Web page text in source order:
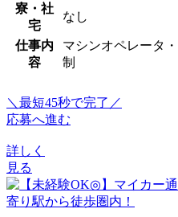
寮・社
宅
なし
仕事内
容
マシンオペレータ
制
＼最短45秒で完了／
応募へ進む
詳しく
見る